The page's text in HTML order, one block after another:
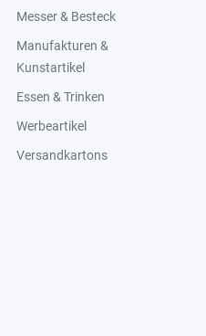
Messer & Besteck
Manufakturen &
Kunstartikel
Essen & Trinken
Werbeartikel
Versandkartons